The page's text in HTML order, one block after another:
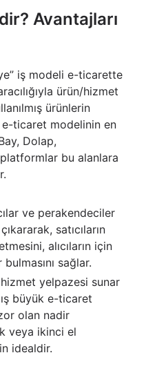
Avantajları
iş modeli e-ticarette
ürün/hizmet
ürünlerin
e-ticaret modelinin en
Dolap,
bu alanlara
ve perakendeciler
satıcıların
alıcıların için
sağlar.
yelpazesi sunar
büyük e-ticaret
olan nadir
veya ikinci el
idealdir.